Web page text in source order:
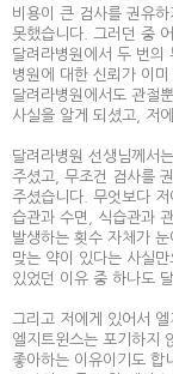
비용이 큰 검사를 권유
못했습니다. 그러던 중
달려라병원에서 두 번의
병원에 대한 신뢰가 이
달려라병원에서도 관절
사실을 알게 되셨고, 저
달려라병원 선생님께서
주셨고, 무조건 검사를
주셨습니다. 무엇보다
습관과 수면, 식습관과
발생하는 횟수 자체가
맞는 약이 있다는 사실
있었던 이유 중 하나도
그리고 저에게 있어서
엘지트윈스는 포기하지
좋아하는 이유이기도 합